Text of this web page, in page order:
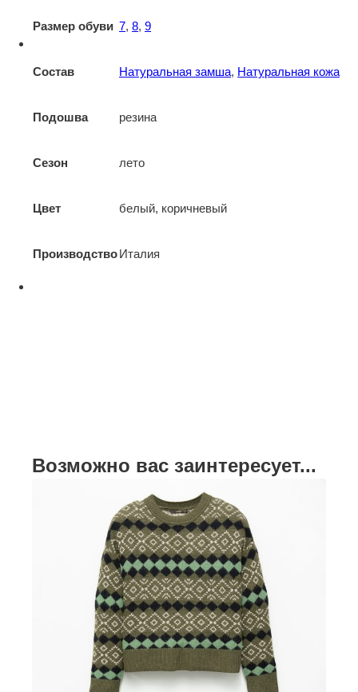
Размер обуви 7, 8, 9
Состав Натуральная замша, Натуральная кожа
Подошва резина
Сезон лето
Цвет белый, коричневый
ПроизводствоИталия
Возможно вас заинтересует...